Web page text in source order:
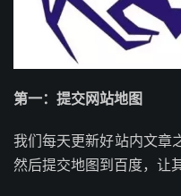
第一：提交网站地图
我们每天更新好站内文章
然后提交地图到百度，让